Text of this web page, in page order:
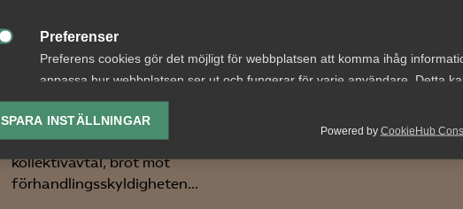
Preferenser
Preferens cookies gör det möjligt för webbplatsen att komma ihåg
anpassa hur webbplatsen ser ut och fungerar för varje användare. Detta
lagring av vald valuta, region, språk eller färgschema.
Analys-cookies
Analyseringscookies hjälper oss förbättra webbplatsen genom att samla
information om hur den används.
Powered by CookieHub
SPARA INSTÄLLNINGAR
bristande MBL-
förhandling vid
arbetsbrist
AD 2026 nr 40 Fråga om en
arbetsgivare, som inte har
kollektivavtal, bröt mot
förhandlingsskyldigheten...
Arbetsgivar- och
nytt samarbetsavtal för...